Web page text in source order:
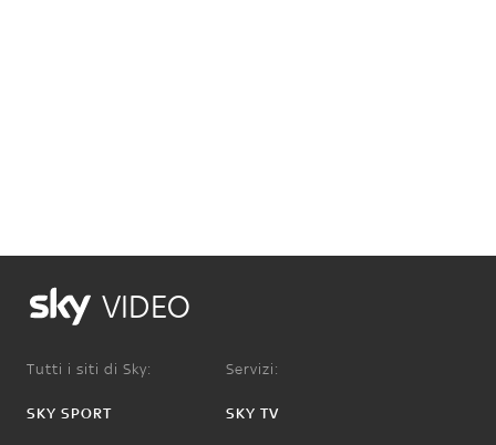
VIDEO
Tutti i siti di Sky:
SKY SPORT
Servizi:
SKY TV